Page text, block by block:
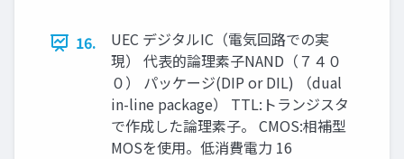
16.
UEC デジタルIC（電気回路での実
現） 代表的論理素子NAND（７４０
０） パッケージ(DIP or DIL) （dual
in-line package） TTL:トランジスタ
で作成した論理素子。 CMOS:相補型
MOSを使用。低消費電力 16